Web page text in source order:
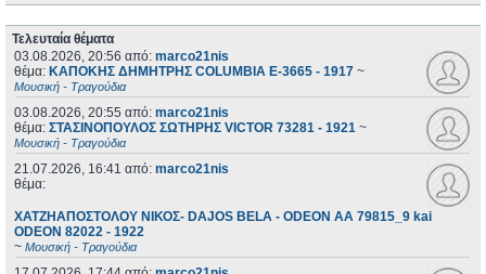
Τελευταία θέματα
03.08.2026, 20:56 από: marco21nis
θέμα: ΚΑΠΟΚΗΣ ΔΗΜΗΤΡΗΣ COLUMBIA E-3665 - 1917 ~
Μουσική - Τραγούδια
03.08.2026, 20:55 από: marco21nis
θέμα: ΣΤΑΣΙΝΟΠΟΥΛΟΣ ΣΩΤΗΡΗΣ VICTOR 73281 - 1921 ~
Μουσική - Τραγούδια
21.07.2026, 16:41 από: marco21nis
θέμα:
ΧΑΤΖΗΑΠΟΣΤΟΛΟΥ ΝΙΚΟΣ- DAJOS BELA - ODEON AA 79815_9 kai
ODEON 82022 - 1922
~ Μουσική - Τραγούδια